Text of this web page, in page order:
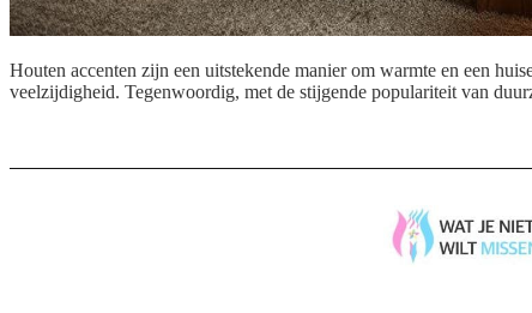
Houten accenten zijn een uitstekende manier om warmte en een
veelzijdigheid. Tegenwoordig, met de stijgende populariteit van